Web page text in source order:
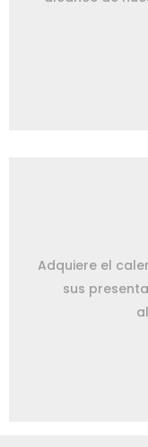
Adquiere el
sus